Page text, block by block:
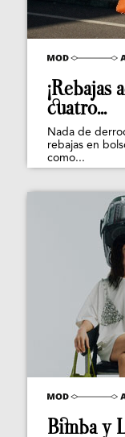
¡Rebajas
cuatro...
Nada de
rebajas en
como...
Bimba y